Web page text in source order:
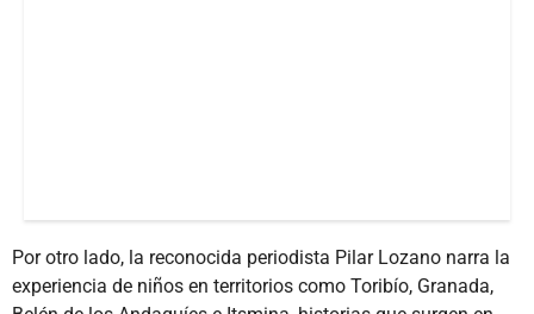
Por otro lado, la reconocida periodista Pilar Lozano narra la
experiencia de niños en territorios como Toribío, Granada,